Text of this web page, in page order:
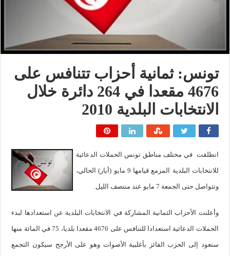
تونس: ثمانية أحزاب تتنافس على
4676 مقعدا في 264 دائرة خلال
الانتخابات البلدية 2010
انطلقت في مختلف مناطق تونس الحملات الدعائية
للانتخابات البلدية المزمع قيامها 9 مايو (أيار) الحالي،
وتتواصل حتى الجمعة 7 مايو عند منتصف الليل.
وأعلنت الأحزاب الثمانية المشاركة في الانتخابات البلدية عن استعدادها لبدء
الحملات الدعائية استعدادا للتنافس على 4676 مقعدا بلديا، 75 في المائة منها
ستعود إلى الحزب الفائز بأغلبية الأصوات وهو على الأرجح سيكون التجمع